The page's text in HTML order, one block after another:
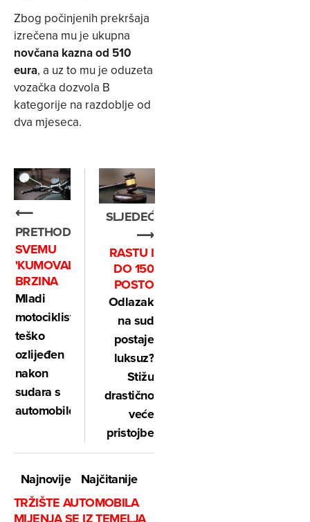
Zbog počinjenih prekršaja
izrečena mu je ukupna
novčana kazna od 510
eura, a uz to mu je oduzeta
vozačka dozvola B
kategorije na razdoblje od
dva mjeseca.
⟵
PRETHODNO
SVEMU
'KUMOVALA'
BRZINA
Mladi
motociklist
teško
ozlijeđen
nakon
sudara s
automobilom
SLJEDEĆE
⟶
RASTU I
DO 150
POSTO
Odlazak
na sud
postaje
luksuz?
Stižu
drastično
veće
pristojbe
Najnovije
Najčitanije
TRŽIŠTE AUTOMOBILA
MIJENJA SE IZ TEMELJA